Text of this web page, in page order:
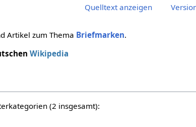
Quelltext anzeigen
Artikel zum Thema Briefmarken.
Wikipedia
(2 insgesamt):